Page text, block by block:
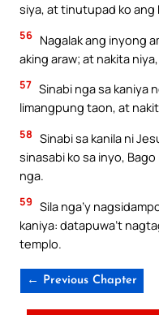
siya, at tinutupad ko ang
56 Nagalak ang inyong
aking araw; at nakita
57 Sinabi nga sa kaniya
limangpung taon, at
58 Sinabi sa kanila ni
sinasabi ko sa inyo,
nga.
59 Sila nga’y
kaniya: datapuwa’t
templo.
← Previous Chapter